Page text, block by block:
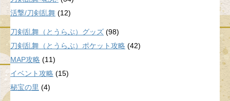
活撃/刀剣乱舞 (12)
刀剣乱舞（とうらぶ）グッズ (98)
刀剣乱舞（とうらぶ）ポケット攻略 (42)
MAP攻略 (11)
イベント攻略 (15)
秘宝の里 (4)